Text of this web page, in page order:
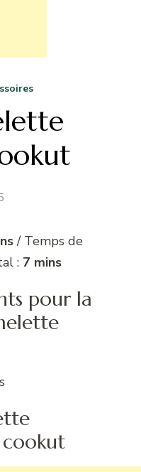
/ Temps de
: 7 mins
pour la